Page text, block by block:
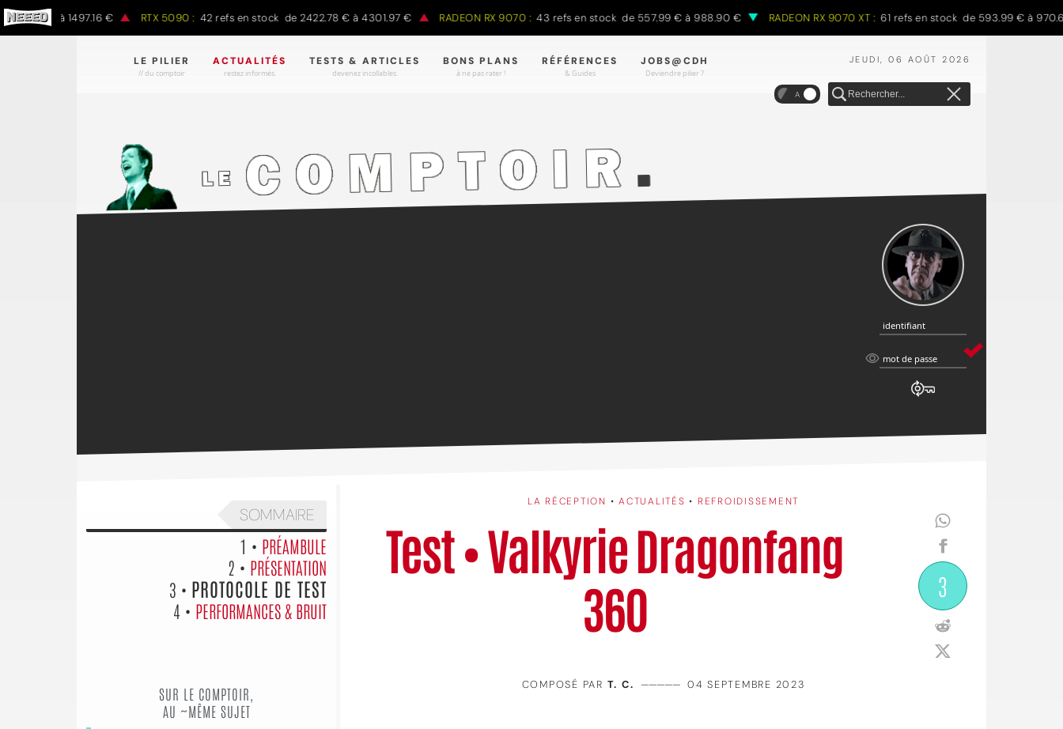
€ à 1497.16 € RTX 5090 : 42 refs en stock de 2422.78 € à 4301.97 € RADEON RX 9070 : 43 refs en stock de 557.99 € à 988.90 € RADEON RX 9070 XT : 61 refs en stock de 593.99 € à 970.68 €
JEUDI, 06 AOÛT 2026
LE PILIER
// du comptoir
ACTUALITÉS
restez informés.
TESTS & ARTICLES
devenez incollables.
BONS PLANS
à ne pas rater !
RÉFÉRENCES
& Guides
JOBS@CDH
Deviendre pilier ?
A
identifiant
identifiant
mot
mot de passe
LA RÉCEPTION •ACTUALITÉS • REFROIDISSEMENT
Test • Valkyrie Dragonfang
360
3
COMPOSÉ PAR T. C. ————— 04 SEPTEMBRE 2023
SOMMAIRE
1 • PRÉAMBULE
2 • PRÉSENTATION
3 • PROTOCOLE DE TEST
4 • PERFORMANCES & BRUIT
SUR LE COMPTOIR,
AU ~MÊME SUJET